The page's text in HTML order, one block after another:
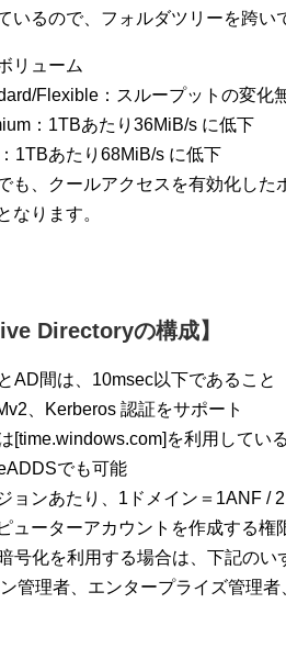
いるので、フォルダツリーを跨い
リューム
Flexible：スループットの変化
：1TBあたり36MiB/s に低下
1TBあたり68MiB/s に低下
も、クールアクセスを有効化した
なります。
Directoryの構成】
AD間は、10msec以下であること
、Kerberos 認証をサポート
[time.windows.com]を利用してい
でも可能
ョンあたり、1ドメイン＝1ANF /
ューターアカウントを作成する権
号化を利用する場合は、下記のい
管理者、エンタープライズ管理